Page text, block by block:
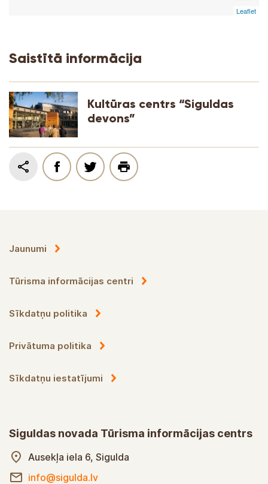
Leaflet
Saistītā informācija
Kultūras centrs “Siguldas
devons”
Jaunumi
Tūrisma informācijas centri
Sīkdatņu politika
Privātuma politika
Sīkdatņu iestatījumi
Siguldas novada Tūrisma informācijas centrs
Ausekļa iela 6, Sigulda
info@sigulda.lv